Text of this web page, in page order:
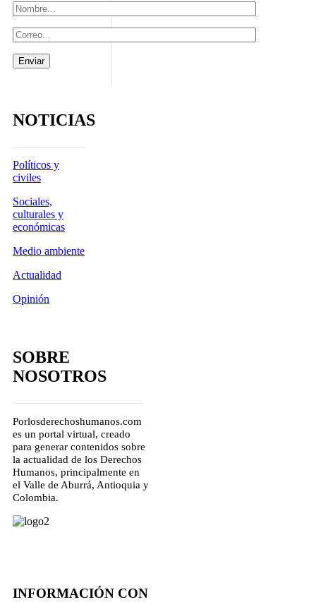
NOTICIAS
Políticos y
civiles
Sociales,
culturales y
económicas
Medio ambiente
Actualidad
Opinión
SOBRE
NOSOTROS
Porlosderechoshumanos.com
es un portal virtual, creado
para generar contenidos sobre
la actualidad de los Derechos
Humanos, principalmente en
el Valle de Aburrá, Antioquia y
Colombia.
INFORMACIÓN CON